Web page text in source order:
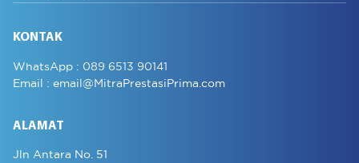
KONTAK
WhatsApp : 089 6513 90141
Email : email@MitraPrestasiPrima.com
ALAMAT
Jln Antara No. 51